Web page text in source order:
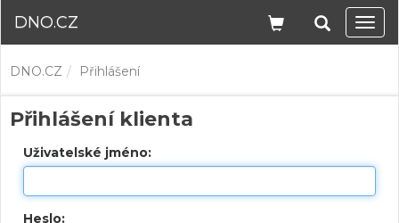
DNO.CZ
DNO.CZ Přihlášení
Přihlášení klienta
Uživatelské jméno:
Heslo: